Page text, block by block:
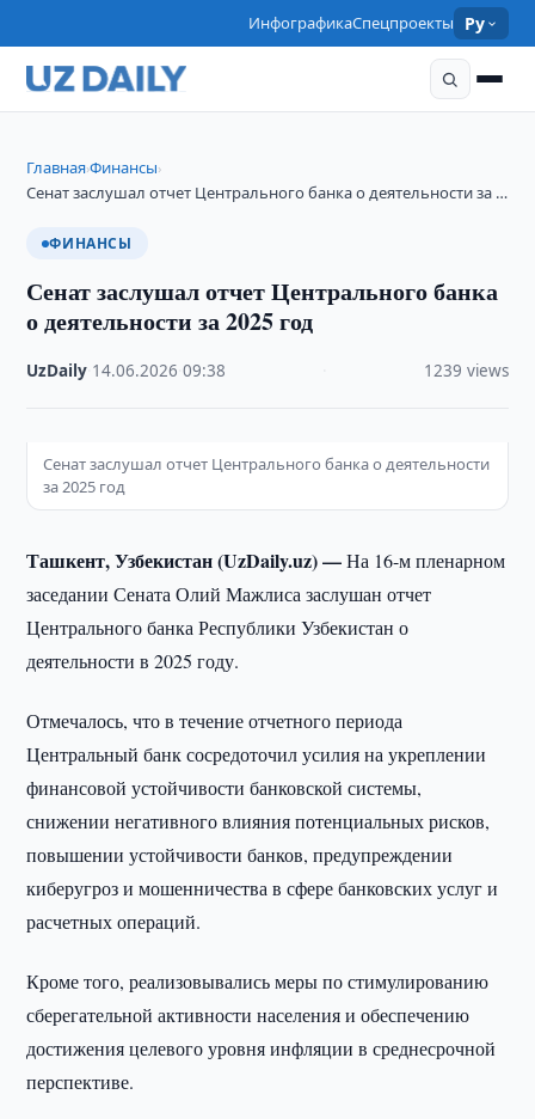
ИнфографикаСпецпроекты Ру
Главная›Финансы›
Сенат заслушал отчет Центрального банка о деятельности за …
ФИНАНСЫ
Сенат заслушал отчет Центрального банка
о деятельности за 2025 год
UzDaily 14.06.2026 ·09:38 1239 views
Сенат заслушал отчет Центрального банка о деятельности
за 2025 год
Ташкент, Узбекистан (UzDaily.uz) —На 16-м пленарном
заседании Сената Олий Мажлиса заслушан отчет
Центрального банка Республики Узбекистан о
деятельности в 2025 году.
Отмечалось, что в течение отчетного периода
Центральный банк сосредоточил усилия на укреплении
финансовой устойчивости банковской системы,
снижении негативного влияния потенциальных рисков,
повышении устойчивости банков, предупреждении
киберугроз и мошенничества в сфере банковских услуг и
расчетных операций.
Кроме того, реализовывались меры по стимулированию
сберегательной активности населения и обеспечению
достижения целевого уровня инфляции в среднесрочной
перспективе.